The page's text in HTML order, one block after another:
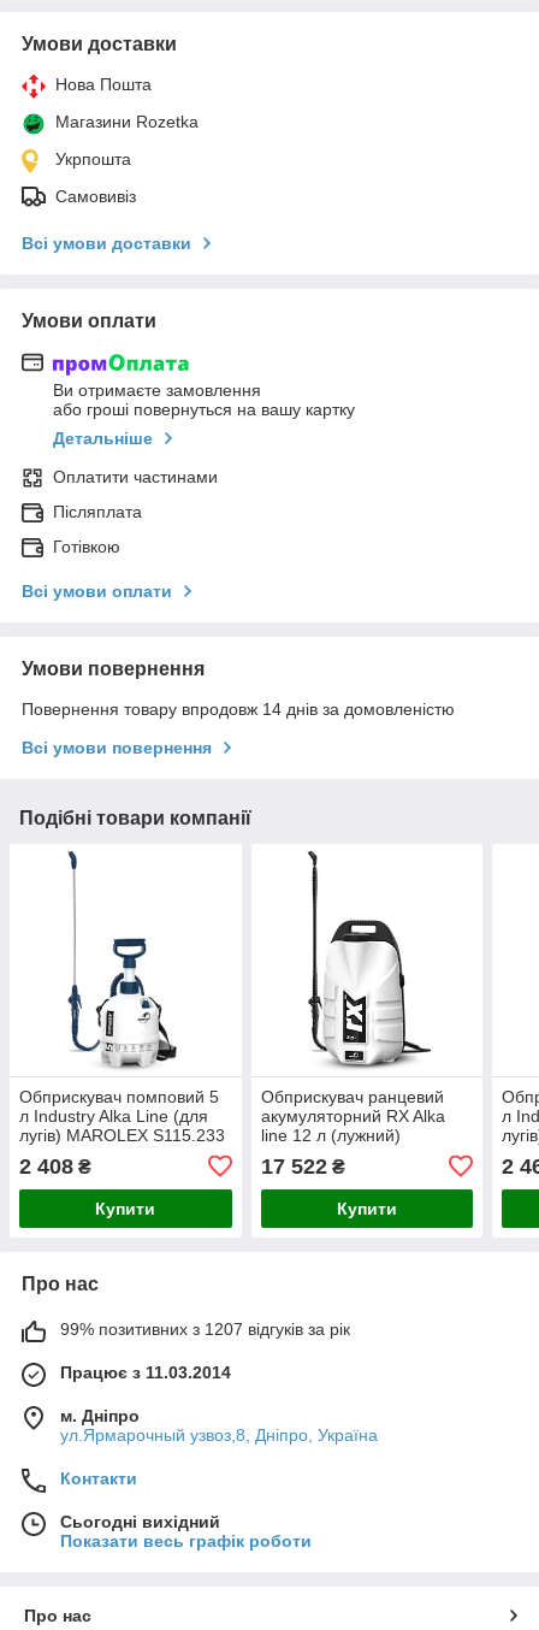
Умови доставки
Нова Пошта
Магазини Rozetka
Укрпошта
Самовивіз
Всі умови доставки
Умови оплати
Ви отримаєте замовлення
або гроші повернуться на вашу картку
Детальніше
Оплатити частинами
Післяплата
Готівкою
Всі умови оплати
Умови повернення
Повернення товару впродовж 14 днів за домовленістю
Всі умови повернення
Подібні товари компанії
Обприскувач помповий 5
л Industry Alka Line (для
лугів) MAROLEX S115.233
2 408 ₴
Купити
Обприскувач ранцевий
акумуляторний RX Alka
line 12 л (лужний)
17 522₴
Купити
л
2
Про нас
99% позитивних з 1207 відгуків за рік
Працює з 11.03.2014
м. Дніпро
ул.Ярмарочный узвоз,8, Дніпро, Україна
Контакти
Сьогодні вихідний
Показати весь графік роботи
Про нас